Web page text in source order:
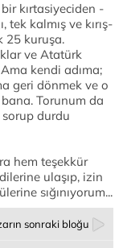
kırtasiyeciden -
kalmış ve kırış-
25 kuruşa.
ve Atatürk
kendi adıma;
geri dönmek ve o
Torunum da
durdu
hem teşekkür
ulaşıp, izin
sığınıyorum...
sonraki bloğu